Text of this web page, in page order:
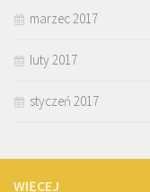
marzec 2017
luty 2017
styczeń 2017
WIĘCEJ